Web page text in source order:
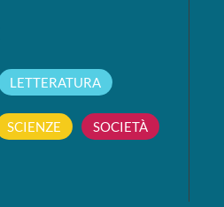
LETTERATURA
SCIENZE SOCIETÀ